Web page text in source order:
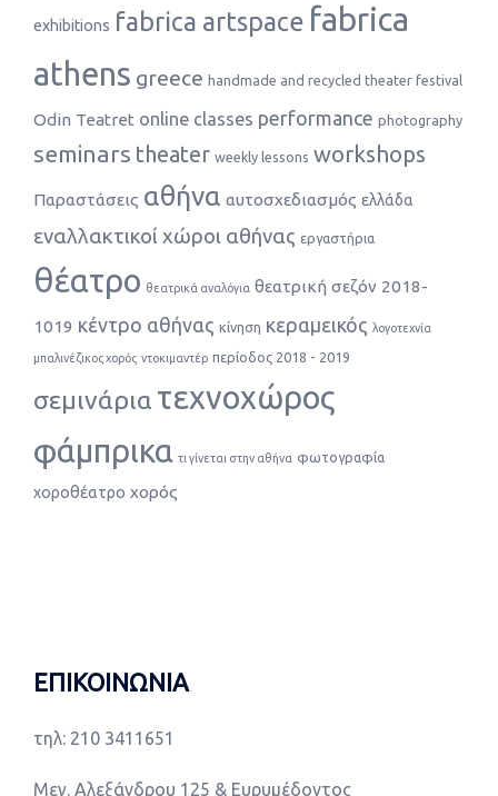
exhibitions fabrica artspace fabrica
athens greece handmade and recycled theater festival
Odin Teatret online classes performance photography
seminars theater weekly lessons workshops
Παραστάσεις αθήνα αυτοσχεδιασμός ελλάδα
εναλλακτικοί χώροι αθήνας εργαστήρια
θέατρο θεατρικά αναλόγια θεατρική σεζόν 2018-
1019 κέντρο αθήνας κίνηση κεραμεικός λογοτεχνία
μπαλινέζικος χορός ντοκιμαντέρ περίοδος 2018 - 2019
σεμινάρια τεχνοχώρος
φάμπρικα τι γίνεται στην αθήνα φωτογραφία
χοροθέατρο χορός
ΕΠΙΚΟΙΝΩΝΙΑ
τηλ: 210 3411651
Μεγ. Αλεξάνδρου 125 & Ευρυμέδοντος